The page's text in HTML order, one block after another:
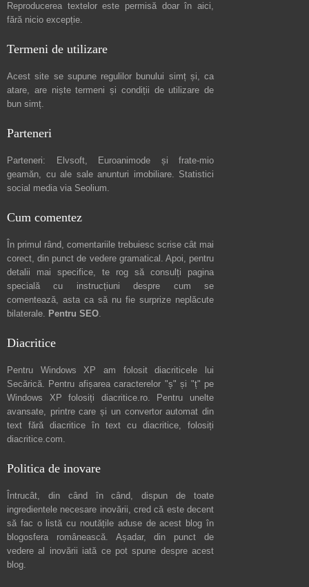
Reproducerea textelor este permisă doar în aici,
fără nicio excepție.
Termeni de utilizare
Acest site se supune regulilor bunului simț și, ca
atare, are niștetermeni și condiții de utilizare de
bun simț.
Parteneri
Parteneri: Elvsoft, Euroanimode și frate-mio
geamăn, cu ale sale anunturi imobiliare. Statistici
social media via Seolium.
Cum comentez
În primul rând, comentariile trebuiesc scrise cât mai
corect, din punct de vedere gramatical. Apoi, pentru
detalii mai specifice, te rog să consulți pagina
specială cu instrucțiuni despre cum se
comentează, asta ca să nu fie surprize neplăcute
bilaterale. Pentru SEO.
Diacritice
Pentru Windows XP am folosit diacriticele lui
Secărică. Pentru afișarea caracterelor "ș" și "ț" pe
Windows XP folosiți diacritice.ro. Pentru unelte
avansate, printre care și un convertor automat din
text fără diacritice în text cu diacritice, folosiți
diacritice.com.
Politica de inovare
Întrucât, din când în când, dispun de toate
ingredientele necesare inovării, cred că este decent
să fac o listă cu noutățile aduse de acest blog în
blogosfera românească. Așadar, din punct de
vedere al inovării iată ce pot spune despre acest
blog.